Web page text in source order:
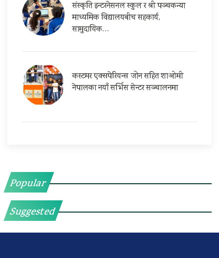
संस्कृति इन्टरनेसनल स्कुल र श्री पञ्चकन्या
माध्यमिक विद्यालयबीच सहकार्य,
सामुदायिक…
कस्टमर एक्सपेरियन्स जोन सहित शाओमी
नेपालका नयाँ सर्भिस सेन्टर सञ्चालनमा
Popular
Suggested